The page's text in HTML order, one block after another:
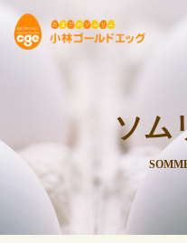
ソム